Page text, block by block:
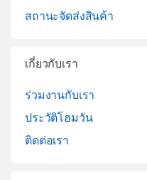
สถานะจัดส่งสินค้า
เกี่ยวกับเรา
ร่วมงานกับเรา
ประวัติโฮมวัน
ติดต่อเรา